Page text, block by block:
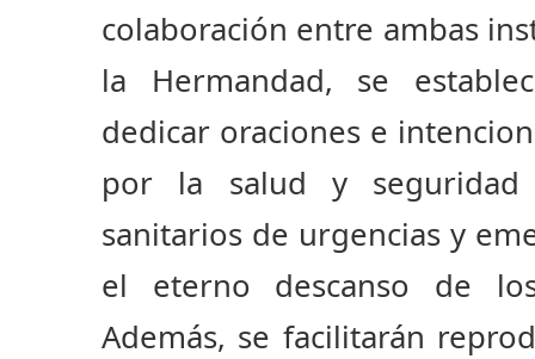
colaboración entre ambas
la Hermandad, se
dedicar oraciones e
por la salud y seguridad
sanitarios de urgencias y
el eterno descanso de
Además, se facilitarán